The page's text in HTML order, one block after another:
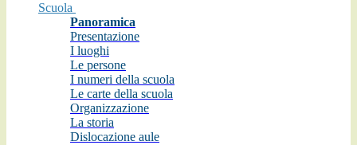
Scuola
Panoramica
Presentazione
I luoghi
Le persone
I numeri della scuola
Le carte della scuola
Organizzazione
La storia
Dislocazione aule